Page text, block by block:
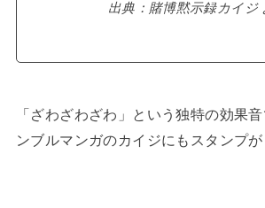
出典：賭博黙示録カイジ
「ざわざわざわ」という独特の効果
ンブルマンガのカイジにもスタンプが